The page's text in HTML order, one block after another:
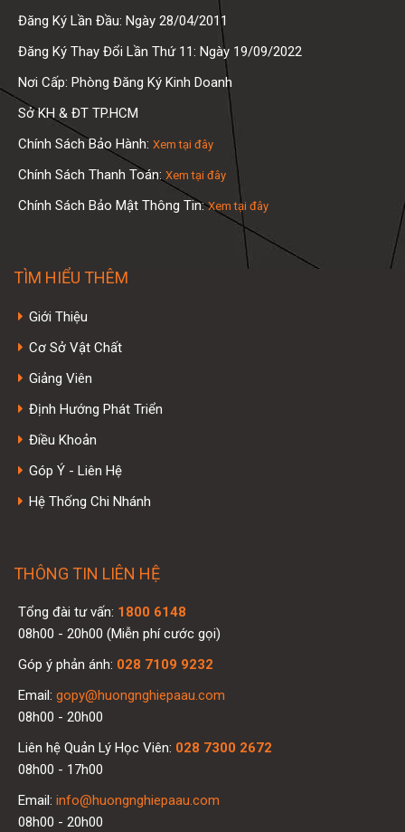
Đăng Ký Lần Đầu: Ngày 28/04/2011
Đăng Ký Thay Đổi Lần Thứ 11: Ngày 19/09/2022
Nơi Cấp: Phòng Đăng Ký Kinh Doanh
Sở KH & ĐT TP.HCM
Chính Sách Bảo Hành: Xem tại đây
Chính Sách Thanh Toán: Xem tại đây
Chính Sách Bảo Mật Thông Tin:Xem tại đây
TÌM HIỂU THÊM
Giới Thiệu
Cơ Sở Vật Chất
Giảng Viên
Định Hướng Phát Triển
Điều Khoản
Góp Ý - Liên Hệ
Hệ Thống Chi Nhánh
THÔNG TIN LIÊN HỆ
Tổng đài tư vấn: 1800 6148
08h00 - 20h00 (Miễn phí cước gọi)
Góp ý phản ánh: 028 7109 9232
Email: gopy@huongnghiepaau.com
08h00 - 20h00
Liên hệ Quản Lý Học Viên: 028 7300 2672
08h00 - 17h00
Email: info@huongnghiepaau.com
08h00 - 20h00